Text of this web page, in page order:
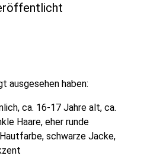
ausgesehen haben:
ca. 16-17 Jahre alt, ca.
Haare, eher runde
schwarze Jacke,